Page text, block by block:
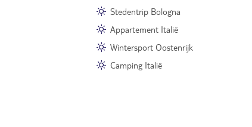
Stedentrip Bologna
Appartement Italië
Wintersport Oostenrijk
Camping Italië